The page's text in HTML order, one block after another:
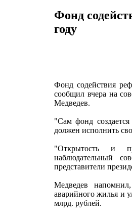
Фонд
году
Фонд содействия
сообщил вчера на
Медведев.
"Сам фонд
должен исполнить
"Открытость и
наблюдательный
представители
Медведев
аварийного жилья и
млрд. рублей.